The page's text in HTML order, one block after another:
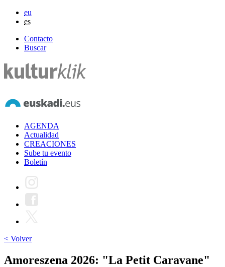
eu
es
Contacto
Buscar
AGENDA
Actualidad
CREACIONES
Sube tu evento
Boletín
< Volver
Amoreszena 2026: "La Petit Caravane"